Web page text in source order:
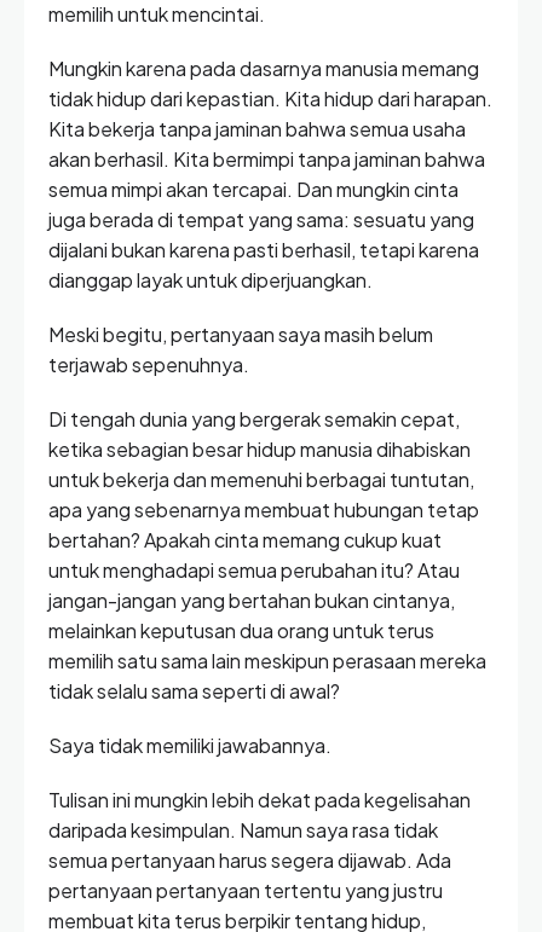
memilih untuk mencintai.
Mungkin karena pada dasarnya manusia memang
tidak hidup dari kepastian. Kita hidup dari harapan.
Kita bekerja tanpa jaminan bahwa semua usaha
akan berhasil. Kita bermimpi tanpa jaminan bahwa
semua mimpi akan tercapai. Dan mungkin cinta
juga berada di tempat yang sama: sesuatu yang
dijalani bukan karena pasti berhasil, tetapi karena
dianggap layak untuk diperjuangkan.
Meski begitu, pertanyaan saya masih belum
terjawab sepenuhnya.
Di tengah dunia yang bergerak semakin cepat,
ketika sebagian besar hidup manusia dihabiskan
untuk bekerja dan memenuhi berbagai tuntutan,
apa yang sebenarnya membuat hubungan tetap
bertahan? Apakah cinta memang cukup kuat
untuk menghadapi semua perubahan itu? Atau
jangan-jangan yang bertahan bukan cintanya,
melainkan keputusan dua orang untuk terus
memilih satu sama lain meskipun perasaan mereka
tidak selalu sama seperti di awal?
Saya tidak memiliki jawabannya.
Tulisan ini mungkin lebih dekat pada kegelisahan
daripada kesimpulan. Namun saya rasa tidak
semua pertanyaan harus segera dijawab. Ada
pertanyaan pertanyaan tertentu yang justru
membuat kita terus berpikir tentang hidup,